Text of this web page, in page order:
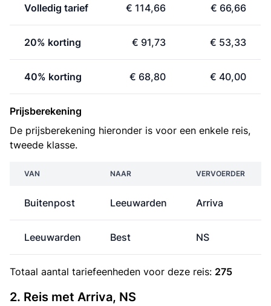
Volledig tarief € 114,66 € 66,66
20% korting € 91,73 € 53,33
40% korting € 68,80 € 40,00
Prijsberekening
De prijsberekening hieronder is voor een enkele reis,
tweede klasse.
VAN NAAR VERVOERDER
Buitenpost Leeuwarden Arriva
Leeuwarden Best NS
Totaal aantal tariefeenheden voor deze reis: 275
2. Reis met Arriva, NS